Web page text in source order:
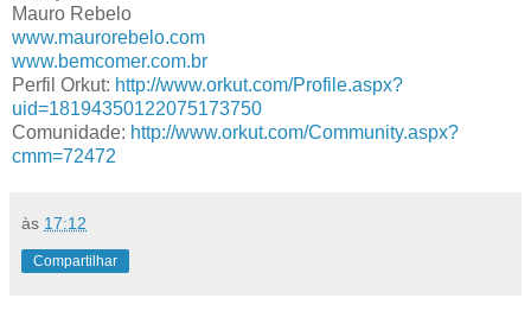
Mauro Rebelo
www.maurorebelo.com
www.bemcomer.com.br
Perfil Orkut: http://www.orkut.com/Profile.aspx?
uid=18194350122075173750
Comunidade: http://www.orkut.com/Community.aspx?
cmm=72472
às 17:12
Compartilhar